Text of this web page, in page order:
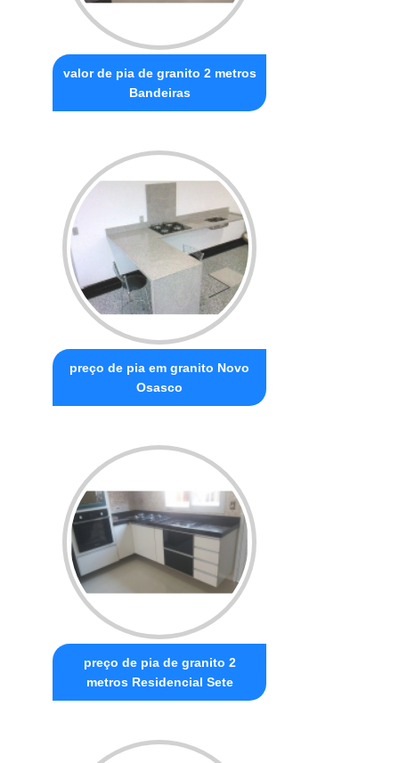
valor de pia de granito 2 metros
Bandeiras
preço de pia em granito Novo
Osasco
preço de pia de granito 2
metros Residencial Sete